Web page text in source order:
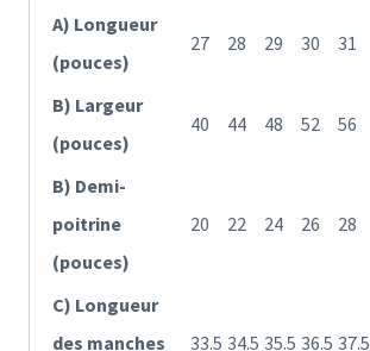
A) Longueur
(pouces)
27 28 29 30 31
B) Largeur
(pouces)
40 44 48 52 56
B) Demi-
poitrine
(pouces)
20 22 24 26 28
C) Longueur
des manches
33.5 34.5 35.5 36.5 37.5